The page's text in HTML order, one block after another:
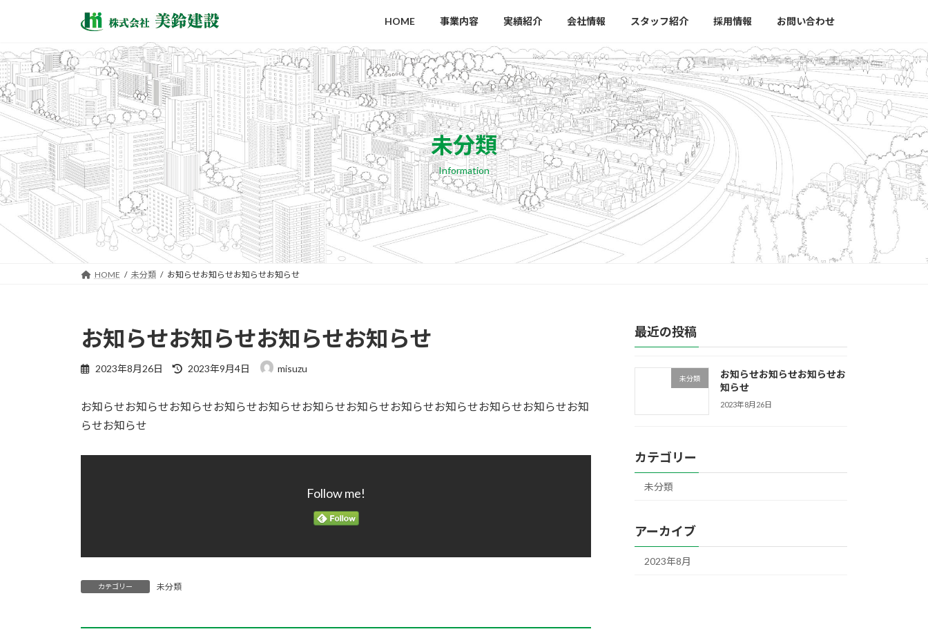
ン
ツ
へ
ス
ッ
プ
ー
シ
ョ
ン
移
動
HOME 事業内容 実績紹介 会社情報 スタッフ紹介 採用情報 お問い合わせ
未分類
Information
HOME 未分類 お知らせお知らせお知らせお知らせ
お知らせお知らせお知らせお知らせ
2023年8月26日
最
新
2023年9月4日 misuzu
お知らせお知らせお知らせお知らせお知らせお知らせお知らせお知らせお知らせお知らせお知らせお知
らせお知らせ
Follow me!
カテゴリー 未分類
最近の投稿
未分類
お知らせお知らせお知らせお
知らせ
2023年8月26日
カテゴリー
未分類
アーカイブ
2023年8月